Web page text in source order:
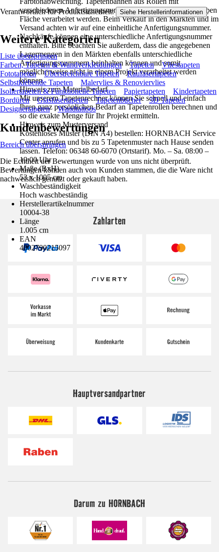
verschiedenen Anfertigungsnummern dürfen nicht auf derselben
Fläche verarbeitet werden. Beim Verkauf in den Märkten und im
Versand achten wir auf eine einheitliche Anfertigungsnummer.
Nachkäufe können eine unterschiedliche Anfertigungsnummer
enthalten. Bitte beachten Sie außerdem, dass die angegebenen
Lagermengen in den Märkten ebenfalls unterschiedliche
Anfertigungsnummern beinhalten können und somit
möglicherweise nicht in einem Projekt verarbeitet werden
können.
Hinweis zum Materialbedarf
Mit unserem Tapetenrechner können Sie schnell und einfach
Ihren ganz persönlichen Bedarf an Tapetenrollen berechnen und
so die exakte Menge für Ihr Projekt ermitteln.
Hinweis zum Musterversand
Kostenloses Muster (DIN A4) bestellen: HORNBACH Service
Center anrufen und bis zu 5 Tapetenmuster nach Hause senden
lassen. Telefon: 06348 60-6070 (Ortstarif). Mo. – Sa. 08:00 –
19:00 Uhr
Maße (BxH)
53 x 1005 cm
Waschbeständigkeit
Hoch waschbeständig
Herstellerartikelnummer
10004-38
Länge
1.005 cm
EAN
4002790215097
Verantwortlich für Produktsicherheit: Siehe Herstellerinformationen .
Weitere Kategorien
Liste überspringen
Farben, Tapeten & Wandverkleidungen
Tapeten
Vliestapeten
Fototapeten
Überstreichbare Tapeten
Raufasertapeten
Selbstklebende Tapeten
Malervlies & Renoviervlies
Isoliertapeten & Funktionelle Tapeten
Papiertapeten
Kindertapeten
Bordüren
Glasfasertapeten Tapetenbücher
3D Tapeten
Designertapeten
Wandtattoos
Kundenbewertungen
Bereich überspringen
Die Echtheit der Bewertungen wurde von uns nicht überprüft.
Bewertungen können auch von Kunden stammen, die die Ware nicht
nachweislich genutzt oder gekauft haben.
Zahlarten
Hauptversandpartner
Darum zu HORNBACH